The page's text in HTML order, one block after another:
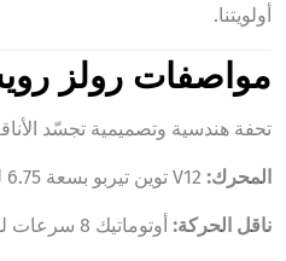
أولويتنا.
مواصفات رولز
تحفة هندسية وتصميمية تجسّد
المحرك:
ناقل الحركة: أوتوماتيك 8 سرعات لسلاسة قصوى